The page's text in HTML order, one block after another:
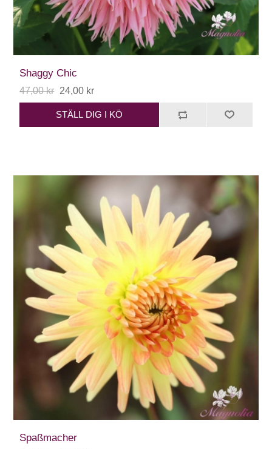
Shaggy Chic
47,00 kr 24,00 kr
STÄLL DIG I KÖ
Spaßmacher